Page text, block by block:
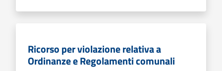
Ricorso per violazione relativa a
Ordinanze e Regolamenti comunali